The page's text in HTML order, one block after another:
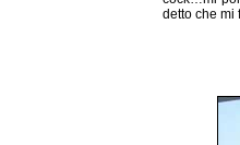
detto che